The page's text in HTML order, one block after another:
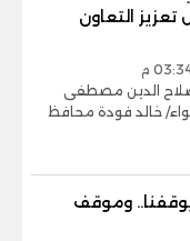
التعاون
الدين مصطفى
خالد فودة محافظ
وموقف